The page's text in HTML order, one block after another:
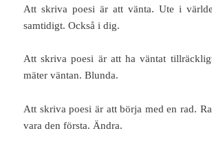
Att skriva poesi är att vänta. Ute i
samtidigt. Också i dig.
Att skriva poesi är att ha väntat
mäter väntan. Blunda.
Att skriva poesi är att börja med en rad.
vara den första. Ändra.